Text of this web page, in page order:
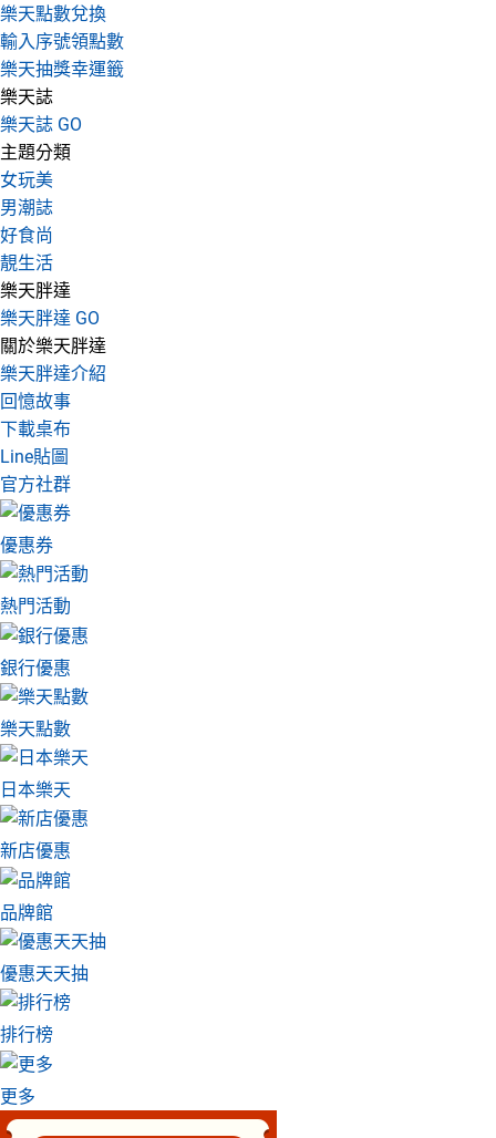
樂天點數兌換
輸入序號領點數
樂天抽獎幸運籤
樂天誌
樂天誌 GO
主題分類
女玩美
男潮誌
好食尚
靚生活
樂天胖達
樂天胖達 GO
關於樂天胖達
樂天胖達介紹
回憶故事
下載桌布
Line貼圖
官方社群
優惠券
熱門活動
銀行優惠
樂天點數
日本樂天
新店優惠
品牌館
優惠天天抽
排行榜
更多